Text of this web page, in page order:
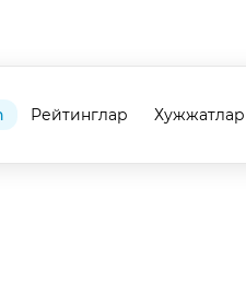
Рейтинглар Хужжатлар